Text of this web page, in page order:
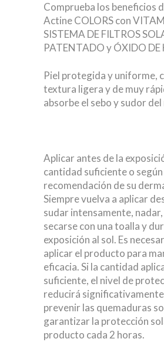
Comprueba los beneficios
Actine COLORS con
SISTEMA DE FILTROS
PATENTADO y ÓXIDO DE
Piel protegida y uniforme,
textura ligera y de muy
absorbe el sebo y sudor
Aplicar antes de la
cantidad suficiente o según
recomendación de su
Siempre vuelva a aplicar
sudar intensamente,
secarse con una toalla y
exposición al sol. Es
aplicar el producto para
eficacia. Si la cantidad
suficiente, el nivel de
reducirá
prevenir las quemaduras
garantizar la protección
producto cada 2 horas.